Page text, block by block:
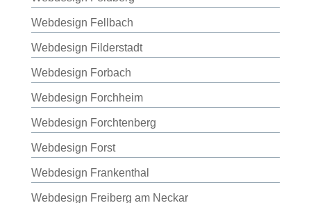
Webdesign Fellbach
Webdesign Filderstadt
Webdesign Forbach
Webdesign Forchheim
Webdesign Forchtenberg
Webdesign Forst
Webdesign Frankenthal
Webdesign Freiberg am Neckar